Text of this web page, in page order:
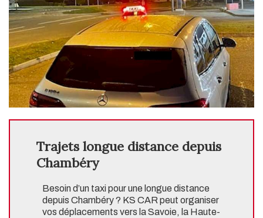
Trajets longue distance depuis
Chambéry
Besoin d’un taxi pour une longue distance
depuis Chambéry ? KS CAR peut organiser
vos déplacements vers la Savoie, la Haute-